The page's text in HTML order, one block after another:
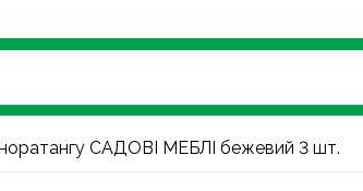
САДОВІ МЕБЛІ бежевий 3 шт.